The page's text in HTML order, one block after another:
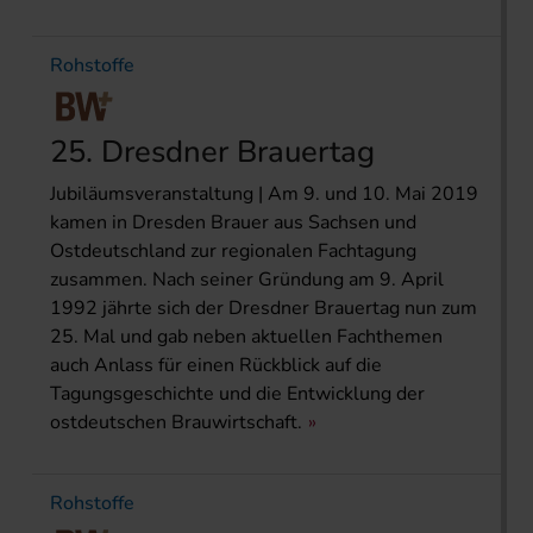
Rohstoffe
25. Dresdner Brauertag
Jubiläumsveranstaltung | Am 9. und 10. Mai 2019
kamen in Dresden Brauer aus Sachsen und
Ostdeutschland zur regionalen Fachtagung
zusammen. Nach seiner Gründung am 9. April
1992 jährte sich der Dresdner Brauertag nun zum
25. Mal und gab neben aktuellen Fachthemen
auch Anlass für einen Rückblick auf die
Tagungsgeschichte und die Entwicklung der
ostdeutschen Brau­wirtschaft.
Rohstoffe